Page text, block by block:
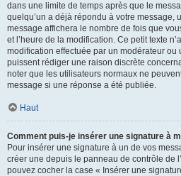
dans une limite de temps après que le
quelqu’un a déjà répondu à votre message,
message affichera le nombre de fois que
et l’heure de la modification. Ce petit texte
modification effectuée par un modérateur ou
puissent rédiger une raison discrète
noter que les utilisateurs normaux ne
message si une réponse a été publiée.
Haut
Comment puis-je insérer une signature à
Pour insérer une signature à un de vos
créer une depuis le panneau de contrôle de
pouvez cocher la case « Insérer une